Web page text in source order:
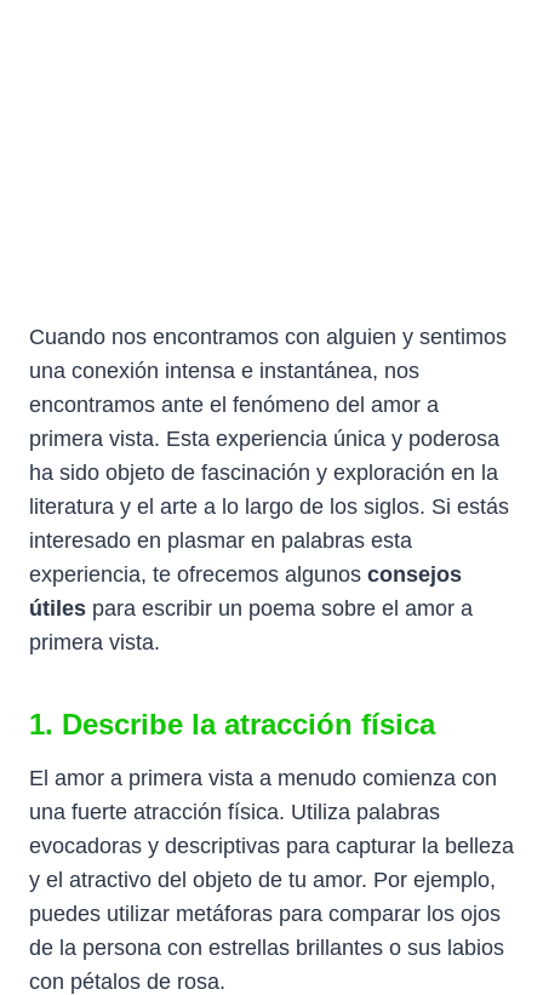
Cuando nos encontramos con alguien y sentimos
una conexión intensa e instantánea, nos
encontramos ante el fenómeno del amor a
primera vista. Esta experiencia única y poderosa
ha sido objeto de fascinación y exploración en la
literatura y el arte a lo largo de los siglos. Si estás
interesado en plasmar en palabras esta
experiencia, te ofrecemos algunos consejos
útiles para escribir un poema sobre el amor a
primera vista.
1. Describe la atracción física
El amor a primera vista a menudo comienza con
una fuerte atracción física. Utiliza palabras
evocadoras y descriptivas para capturar la belleza
y el atractivo del objeto de tu amor. Por ejemplo,
puedes utilizar metáforas para comparar los ojos
de la persona con estrellas brillantes o sus labios
con pétalos de rosa.